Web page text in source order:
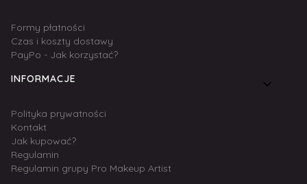
Formy płatności
Czas i koszty dostawy
PayPo - Jak korzystać?
INFORMACJE
Polityka prywatności
Kontakt
Jak kupować?
Regulamin
Regulamin grupy Pro Makeup Artist